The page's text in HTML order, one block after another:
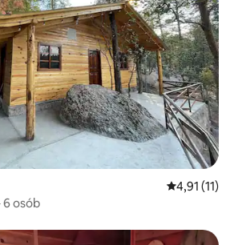
Średnia
4,91 (11)
6 osób